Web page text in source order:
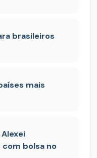
brasileiros
mais
bolsa no